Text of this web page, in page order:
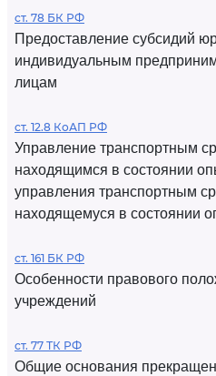
ст. 78 БК РФ
Предоставление субсидий
индивидуальным
лицам
ст. 12.8 КоАП РФ
Управление транспортным
находящимся в состоянии
управления транспортным
находящемуся в состоянии
ст. 161 БК РФ
Особенности правового
учреждений
ст. 77 ТК РФ
Общие основания